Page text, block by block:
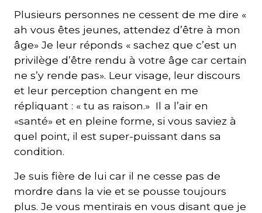
Plusieurs personnes ne cessent de me dire «
ah vous êtes jeunes, attendez d’être à mon
âge» Je leur réponds « sachez que c’est un
privilège d’être rendu à votre âge car certain
ne s’y rende pas». Leur visage, leur discours
et leur perception changent en me
répliquant : « tu as raison.» Il a l’air en
«santé» et en pleine forme, si vous saviez à
quel point, il est super-puissant dans sa
condition.
Je suis fière de lui car il ne cesse pas de
mordre dans la vie et se pousse toujours
plus. Je vous mentirais en vous disant que je